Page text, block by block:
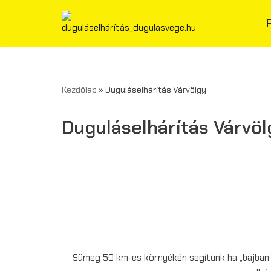
to
Kezdőlap » Duguláselhárítás Várvölgy
Duguláselhárítás
Sümeg 50 km-es környékén segítünk ha